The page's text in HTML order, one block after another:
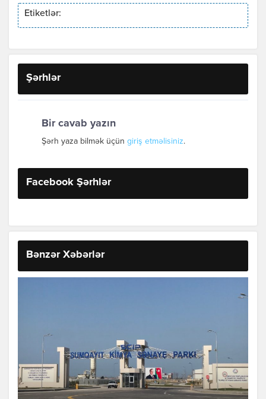
Etiketlər:
Şərhlər
Bir cavab yazın
Şərh yaza bilmək üçün giriş etməlisiniz.
Facebook Şərhlər
Bənzər Xəbərlər